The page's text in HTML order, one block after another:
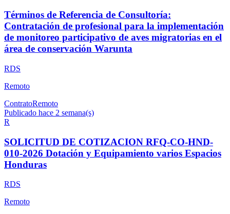
Términos de Referencia de Consultoría:
Contratación de profesional para la implementación
de monitoreo participativo de aves migratorias en el
área de conservación Warunta
RDS
Remoto
ContratoRemoto
Publicado hace 2 semana(s)
R
SOLICITUD DE COTIZACION RFQ-CO-HND-
010-2026 Dotación y Equipamiento varios Espacios
Honduras
RDS
Remoto